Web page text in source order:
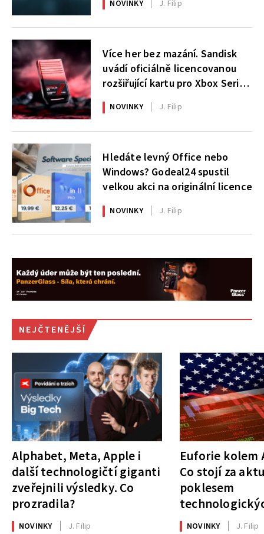
NOVINKY J. Filip
Více her bez mazání. Sandisk
uvádí oficiálně licencovanou
rozšiřující kartu pro Xbox Series
X|S
NOVINKY J. Filip
Hledáte levný Office nebo
Windows? Godeal24 spustil
velkou akci na originální licence
NOVINKY J. Filip
NEJČTENĚJŠÍ
Alphabet, Meta, Apple i
další technologičtí giganti
zveřejnili výsledky. Co
prozradila?
NOVINKY J. Filip
Euforie kolem
Co stojí za
poklesem
NOVINKY J. Filip